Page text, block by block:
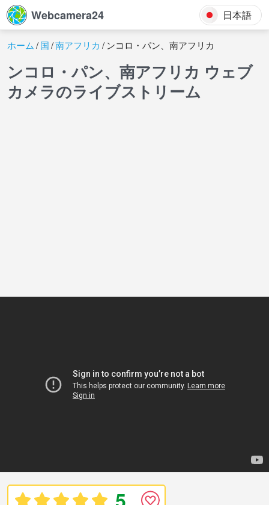
Webcamera24 日本語
ホーム 国 南アフリカ ンコロ・パン、南アフリカ
ンコロ・パン、南アフリカ ウェブ
カメラのライブストリーム